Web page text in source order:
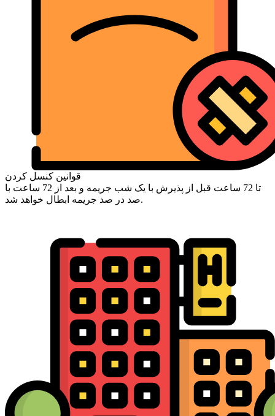
قوانین کنسل کردن
تا 72 ساعت قبل از پذیرش با یک شب جریمه و بعد از 72 ساعت با
صد در صد جریمه ابطال خواهد شد.